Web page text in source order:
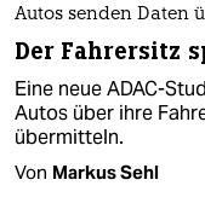
Autos senden Daten
Der Fahrersitz
Eine neue ADAC-
Autos über ihre
übermitteln.
Von Markus Sehl